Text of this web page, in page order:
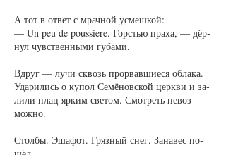
А тот в от­вет с мрач­ной усмеш­кой:
— Un peu de poussiere. Гор­стью пра­ха, — дёр­
нул чувст­вен­ны­ми гу­ба­ми.
Вдруг — лу­чи сквозь про­рвав­ши­е­ся об­ла­ка.
Уда­ри­лись о ку­пол Се­мёнов­ской церк­ви и за­
ли­ли плац яр­ким све­том. Смот­реть не­воз­
мож­но.
Стол­бы. Эша­фот. Гряз­ный снег. За­на­вес по­